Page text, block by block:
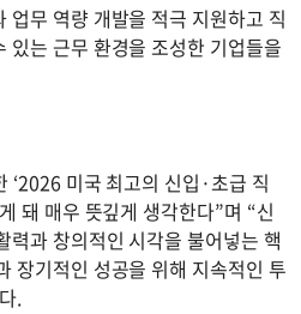
업무 역량 개발을 적극 지원하고 직
있는 근무 환경을 조성한 기업들을
‘2026 미국 최고의 신입·초급 직
돼 매우 뜻깊게 생각한다”며 “신
력과 창의적인 시각을 불어넣는 핵
장기적인 성공을 위해 지속적인 투
.